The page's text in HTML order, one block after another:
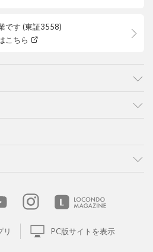
です (東証3558)
こちら
リ PC版サイトを表示